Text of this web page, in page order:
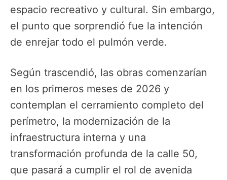
espacio recreativo y cultural. Sin embargo,
el punto que sorprendió fue la intención
de enrejar todo el pulmón verde.
Según trascendió, las obras comenzarían
en los primeros meses de 2026 y
contemplan el cerramiento completo del
perímetro, la modernización de la
infraestructura interna y una
transformación profunda de la calle 50,
que pasará a cumplir el rol de avenida